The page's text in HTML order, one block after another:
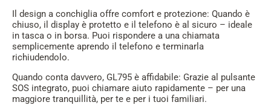
Il design a conchiglia offre comfort e protezione: Quando è
chiuso, il display è protetto e il telefono è al sicuro – ideale
in tasca o in borsa. Puoi rispondere a una chiamata
semplicemente aprendo il telefono e terminarla
richiudendolo.
Quando conta davvero, GL795 è affidabile: Grazie al pulsante
SOS integrato, puoi chiamare aiuto rapidamente – per una
maggiore tranquillità, per te e per i tuoi familiari.